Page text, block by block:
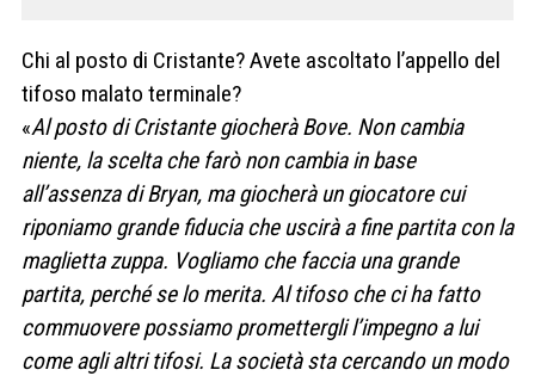
Chi al posto di Cristante? Avete ascoltato l’appello del
tifoso malato terminale?
«Al posto di Cristante giocherà Bove. Non cambia
niente, la scelta che farò non cambia in base
all’assenza di Bryan, ma giocherà un giocatore cui
riponiamo grande fiducia che uscirà a fine partita con la
maglietta zuppa. Vogliamo che faccia una grande
partita, perché se lo merita. Al tifoso che ci ha fatto
commuovere possiamo promettergli l’impegno a lui
come agli altri tifosi. La società sta cercando un modo